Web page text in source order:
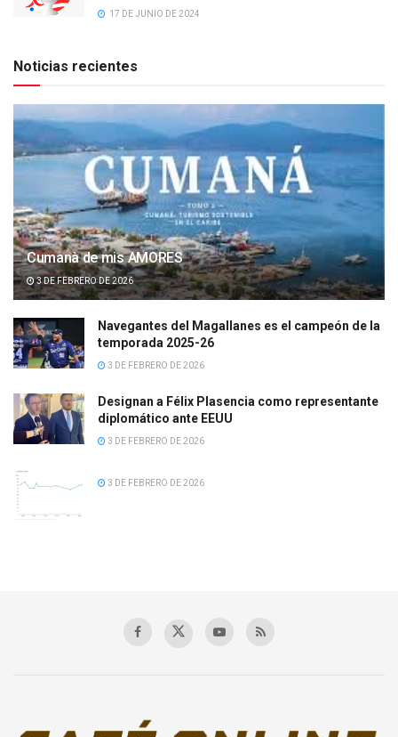
17 DE JUNIO DE 2024
Noticias recientes
Cumanà de mis AMORES
3 DE FEBRERO DE 2026
Navegantes del Magallanes es el campeón de la
temporada 2025-26
3 DE FEBRERO DE 2026
Designan a Félix Plasencia como representante
diplomático ante EEUU
3 DE FEBRERO DE 2026
3 DE FEBRERO DE 2026